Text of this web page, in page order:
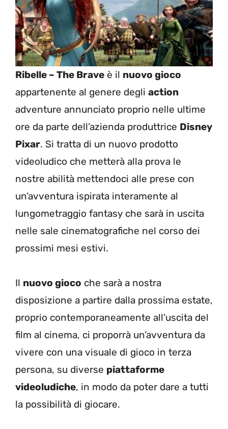
Ribelle – The Brave è il nuovo gioco
appartenente al genere degli action
adventure annunciato proprio nelle ultime
ore da parte dell’azienda produttrice Disney
Pixar. Si tratta di un nuovo prodotto
videoludico che metterà alla prova le
nostre abilità mettendoci alle prese con
un’avventura ispirata interamente al
lungometraggio fantasy che sarà in uscita
nelle sale cinematografiche nel corso dei
prossimi mesi estivi.
Il nuovo gioco che sarà a nostra
disposizione a partire dalla prossima estate,
proprio contemporaneamente all’uscita del
film al cinema, ci proporrà un’avventura da
vivere con una visuale di gioco in terza
persona, su diverse piattaforme
videoludiche, in modo da poter dare a tutti
la possibilità di giocare.